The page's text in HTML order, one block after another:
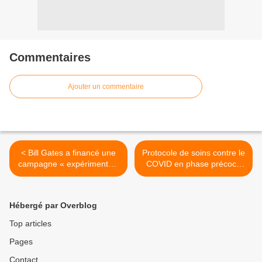
Commentaires
Ajouter un commentaire
< Bill Gates a financé une
campagne « expérimentale
» illégale de vaccination
Protocole de soins contre le
COVID en phase précoce
proposé par le collectif de
Hébergé par Overblog
Top articles
Pages
Contact